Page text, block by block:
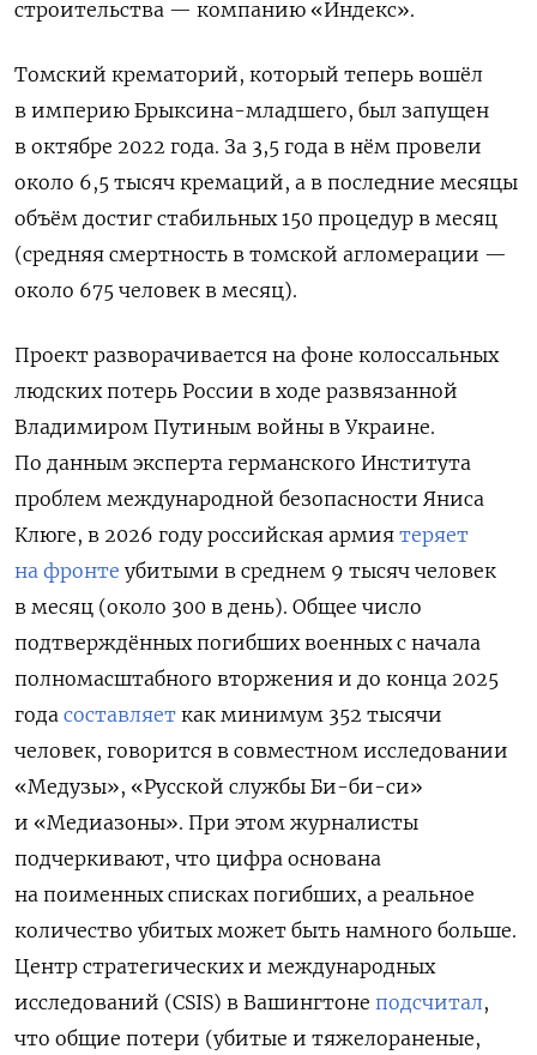
строительства — компанию «Индекс».
Томский крематорий, который теперь вошёл
в империю Брыксина-младшего, был запущен
в октябре 2022 года. За 3,5 года в нём провели
около 6,5 тысяч кремаций, а в последние месяцы
объём достиг стабильных 150 процедур в месяц
(средняя смертность в томской агломерации —
около 675 человек в месяц).
Проект разворачивается на фоне колоссальных
людских потерь России в ходе развязанной
Владимиром Путиным войны в Украине.
По данным эксперта германского Института
проблем международной безопасности Яниса
Клюге, в 2026 году российская армия теряет
на фронте убитыми в среднем 9 тысяч человек
в месяц (около 300 в день). Общее число
подтверждённых погибших военных с начала
полномасштабного вторжения и до конца 2025
года составляет как минимум 352 тысячи
человек, говорится в совместном исследовании
«Медузы», «Русской службы Би-би-си»
и «Медиазоны». При этом журналисты
подчеркивают, что цифра основана
на поименных списках погибших, а реальное
количество убитых может быть намного больше.
Центр стратегических и международных
исследований (CSIS) в Вашингтоне подсчитал,
что общие потери (убитые и тяжелораненые,